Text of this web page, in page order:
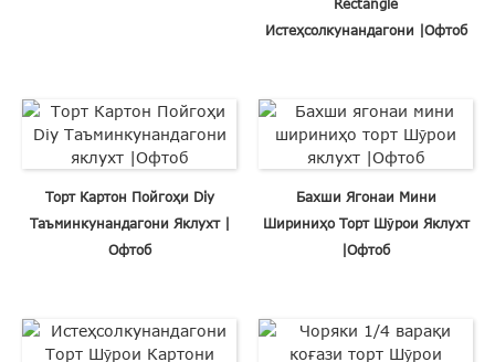
Истеҳсолкунандагони |Офтоб
Торт Картон Пойгоҳи Diy
Таъминкунандагони Яклухт |
Офтоб
Бахши Ягонаи Мини
Шириниҳо Торт Шӯрои Яклухт
|Офтоб